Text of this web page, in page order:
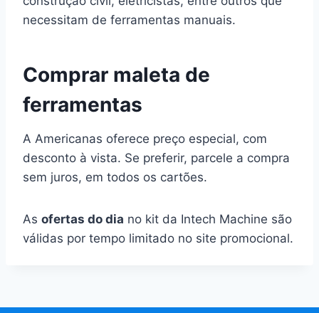
necessitam de ferramentas manuais.
Comprar maleta de
ferramentas
A Americanas oferece preço especial, com
desconto à vista. Se preferir, parcele a compra
sem juros, em todos os cartões.
As ofertas do dia no kit da Intech Machine são
válidas por tempo limitado no site promocional.